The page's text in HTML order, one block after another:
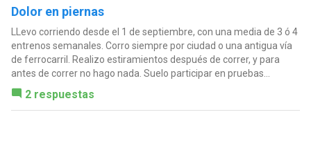
Dolor en piernas
LLevo corriendo desde el 1 de septiembre, con una media de 3 ó 4
entrenos semanales. Corro siempre por ciudad o una antigua vía
de ferrocarril. Realizo estiramientos después de correr, y para
antes de correr no hago nada. Suelo participar en pruebas...
2 respuestas